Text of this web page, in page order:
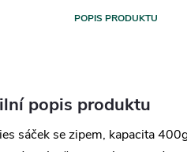
POPIS PRODUKTU
popis produktu
sáček se zipem, kapacita